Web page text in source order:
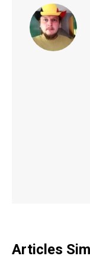
Articles